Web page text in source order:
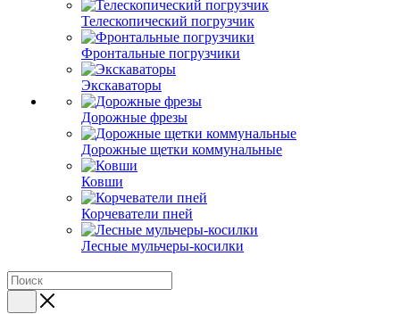
Телескопический погрузчик
Фронтальные погрузчики
Экскаваторы
Дорожные фрезы
Дорожные щетки коммунальные
Ковши
Корчеватели пней
Лесные мульчеры-косилки